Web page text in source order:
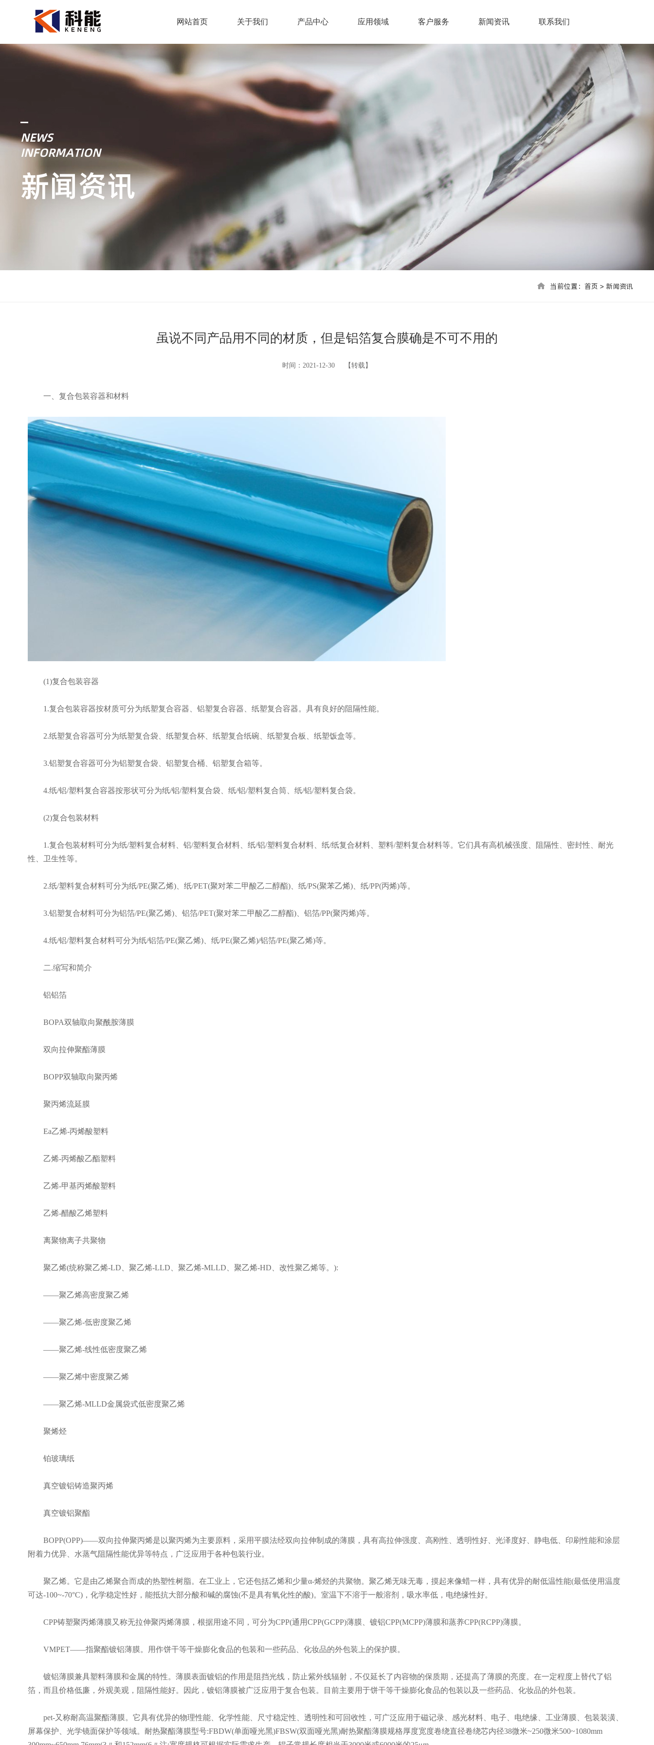
网站首页 关于我们 产品中心 应用领域 客户服务 新闻资讯 联系我们
NEWS
INFORMATION
新闻资讯
当前位置：首页 > 联系我们
当前位置： 首页 > 新闻资讯
虽说不同产品用不同的材质，但是铝箔复合膜确是不可不用的
时间：2021-12-30 【转载】
一、复合包装容器和材料
(1)复合包装容器
1.复合包装容器按材质可分为纸塑复合容器、铝塑复合容器、纸塑复合容器。具有良好的阻隔性能。
2.纸塑复合容器可分为纸塑复合袋、纸塑复合杯、纸塑复合纸碗、纸塑复合板、纸塑饭盒等。
3.铝塑复合容器可分为铝塑复合袋、铝塑复合桶、铝塑复合箱等。
4.纸/铝/塑料复合容器按形状可分为纸/铝/塑料复合袋、纸/铝/塑料复合筒、纸/铝/塑料复合袋。
(2)复合包装材料
1.复合包装材料可分为纸/塑料复合材料、铝/塑料复合材料、纸/铝/塑料复合材料、纸/纸复合材料、塑料/塑料复合材料等。它们具有高机械强度、阻隔性、密封性、耐光
性、卫生性等。
2.纸/塑料复合材料可分为纸/PE(聚乙烯)、纸/PET(聚对苯二甲酸乙二醇酯)、纸/PS(聚苯乙烯)、纸/PP(丙烯)等。
3.铝塑复合材料可分为铝箔/PE(聚乙烯)、铝箔/PET(聚对苯二甲酸乙二醇酯)、铝箔/PP(聚丙烯)等。
4.纸/铝/塑料复合材料可分为纸/铝箔/PE(聚乙烯)、纸/PE(聚乙烯)/铝箔/PE(聚乙烯)等。
二.缩写和简介
铝铝箔
BOPA双轴取向聚酰胺薄膜
双向拉伸聚酯薄膜
BOPP双轴取向聚丙烯
聚丙烯流延膜
Ea乙烯-丙烯酸塑料
乙烯-丙烯酸乙酯塑料
乙烯-甲基丙烯酸塑料
乙烯-醋酸乙烯塑料
离聚物离子共聚物
聚乙烯(统称聚乙烯-LD、聚乙烯-LLD、聚乙烯-MLLD、聚乙烯-HD、改性聚乙烯等。):
——聚乙烯高密度聚乙烯
——聚乙烯-低密度聚乙烯
——聚乙烯-线性低密度聚乙烯
——聚乙烯中密度聚乙烯
——聚乙烯-MLLD金属袋式低密度聚乙烯
聚烯烃
铂玻璃纸
真空镀铝铸造聚丙烯
真空镀铝聚酯
BOPP(OPP)——双向拉伸聚丙烯是以聚丙烯为主要原料，采用平膜法经双向拉伸制成的薄膜，具有高拉伸强度、高刚性、透明性好、光泽度好、静电低、印刷性能和涂层
附着力优异、水蒸气阻隔性能优异等特点，广泛应用于各种包装行业。
聚乙烯。它是由乙烯聚合而成的热塑性树脂。在工业上，它还包括乙烯和少量α-烯烃的共聚物。聚乙烯无味无毒，摸起来像蜡一样，具有优异的耐低温性能(最低使用温度
可达-100~-70°C)，化学稳定性好，能抵抗大部分酸和碱的腐蚀(不是具有氧化性的酸)。室温下不溶于一般溶剂，吸水率低，电绝缘性好。
CPP铸塑聚丙烯薄膜又称无拉伸聚丙烯薄膜，根据用途不同，可分为CPP(通用CPP(GCPP)薄膜、镀铝CPP(MCPP)薄膜和蒸养CPP(RCPP)薄膜。
VMPET——指聚酯镀铝薄膜。用作饼干等干燥膨化食品的包装和一些药品、化妆品的外包装上的保护膜。
镀铝薄膜兼具塑料薄膜和金属的特性。薄膜表面镀铝的作用是阻挡光线，防止紫外线辐射，不仅延长了内容物的保质期，还提高了薄膜的亮度。在一定程度上替代了铝
箔，而且价格低廉，外观美观，阻隔性能好。因此，镀铝薄膜被广泛应用于复合包装。目前主要用于饼干等干燥膨化食品的包装以及一些药品、化妆品的外包装。
pet-又称耐高温聚酯薄膜。它具有优异的物理性能、化学性能、尺寸稳定性、透明性和可回收性，可广泛应用于磁记录、感光材料、电子、电绝缘、工业薄膜、包装装潢、
屏幕保护、光学镜面保护等领域。耐热聚酯薄膜型号:FBDW(单面哑光黑)FBSW(双面哑光黑)耐热聚酯薄膜规格厚度宽度卷绕直径卷绕芯内径38微米~250微米500~1080mm